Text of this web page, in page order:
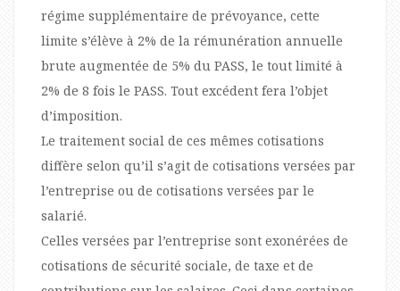
régime supplémentaire de prévoyance, cette
limite s’élève à 2% de la rémunération annuelle
brute augmentée de 5% du PASS, le tout limité à
2% de 8 fois le PASS. Tout excédent fera l’objet
d’imposition.
Le traitement social de ces mêmes cotisations
diffère selon qu’il s’agit de cotisations versées par
l’entreprise ou de cotisations versées par le
salarié.
Celles versées par l’entreprise sont exonérées de
cotisations de sécurité sociale, de taxe et de